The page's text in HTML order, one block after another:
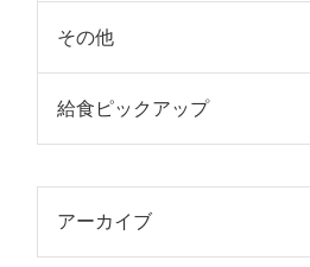
その他
給食ピックアップ
アーカイブ